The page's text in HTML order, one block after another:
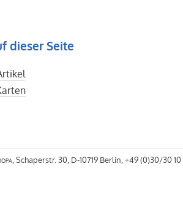
dieser Seite
, Schaperstr. 30, D-10719 Berlin, +49 (0)30/30